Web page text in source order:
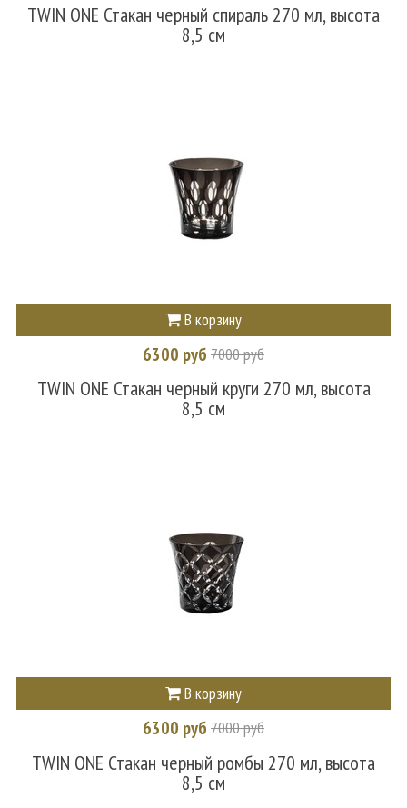
TWIN ONE Стакан черный спираль 270 мл, высота
8,5 см
В корзину
6300 руб 7000 руб
TWIN ONE Стакан черный круги 270 мл, высота
8,5 см
В корзину
6300 руб 7000 руб
TWIN ONE Стакан черный ромбы 270 мл, высота
8,5 см